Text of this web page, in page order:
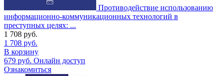
Противодействие использованию
информационно-коммуникационных технологий в
преступных целях: ...
1 708 руб.
1 708 руб.
В корзину
679 руб. Онлайн доступ
Ознакомиться